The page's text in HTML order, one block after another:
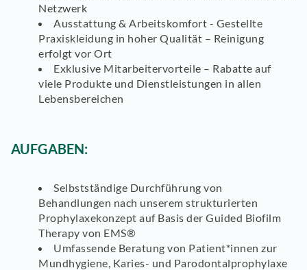
Netzwerk
Ausstattung & Arbeitskomfort - Gestellte
Praxiskleidung in hoher Qualität – Reinigung
erfolgt vor Ort
Exklusive Mitarbeitervorteile – Rabatte auf
viele Produkte und Dienstleistungen in allen
Lebensbereichen
AUFGABEN:
Selbstständige Durchführung von
Behandlungen nach unserem strukturierten
Prophylaxekonzept auf Basis der Guided Biofilm
Therapy von EMS®
Umfassende Beratung von Patient*innen zur
Mundhygiene, Karies- und Parodontalprophylaxe